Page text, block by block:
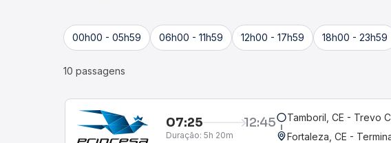
00h00 - 05h59 06h00 - 11h59 12h00 - 17h59 18h00 - 23h59
10 passagens
07:25 12:45
Duração: 5h 20m
Tamboril, CE - Trevo
Fortaleza, CE -